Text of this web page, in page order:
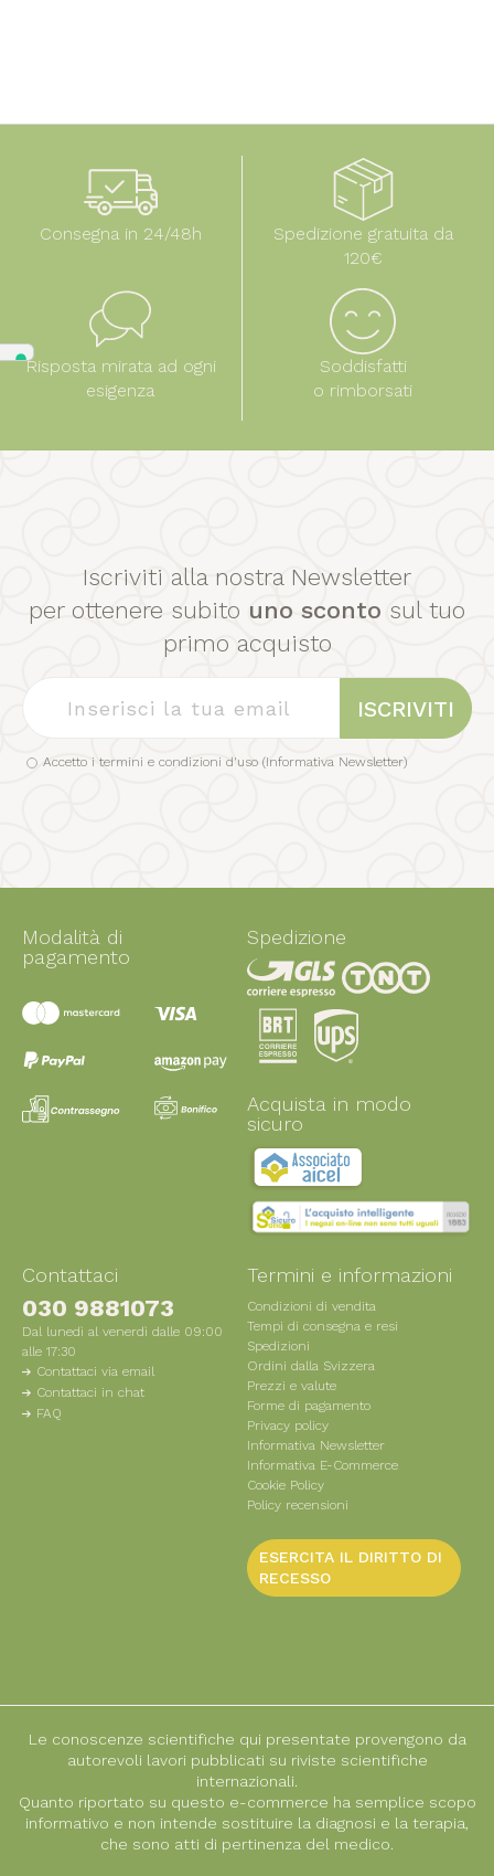
Consegna in 24/48h
Spedizione gratuita da
120€
Risposta mirata ad ogni
esigenza
Soddisfatti
o rimborsati
Iscriviti alla nostra Newsletter
per ottenere subito uno sconto sul tuo
primo acquisto
ISCRIVITI
Accetto i termini e condizioni d'uso (Informativa Newsletter)
Modalità di
pagamento
Spedizione
Acquista in modo
sicuro
Contattaci
030 9881073
Dal lunedì al venerdì dalle 09:00
alle 17:30
Contattaci via email
Contattaci in chat
FAQ
Termini e informazioni
Condizioni di vendita
Tempi di consegna e resi
Spedizioni
Ordini dalla Svizzera
Prezzi e valute
Forme di pagamento
Privacy policy
Informativa Newsletter
Informativa E-Commerce
Cookie Policy
Policy recensioni
ESERCITA IL DIRITTO DI
RECESSO
Le conoscenze scientifiche qui presentate provengono da
autorevoli lavori pubblicati su riviste scientifiche
internazionali.
Quanto riportato su questo e-commerce ha semplice scopo
informativo e non intende sostituire la diagnosi e la terapia,
che sono atti di pertinenza del medico.